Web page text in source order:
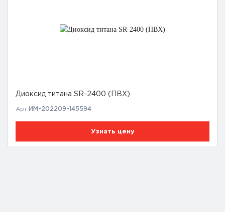
Диоксид титана SR-2400 (ПВХ)
Арт: ИМ-202209-145594
Узнать цену